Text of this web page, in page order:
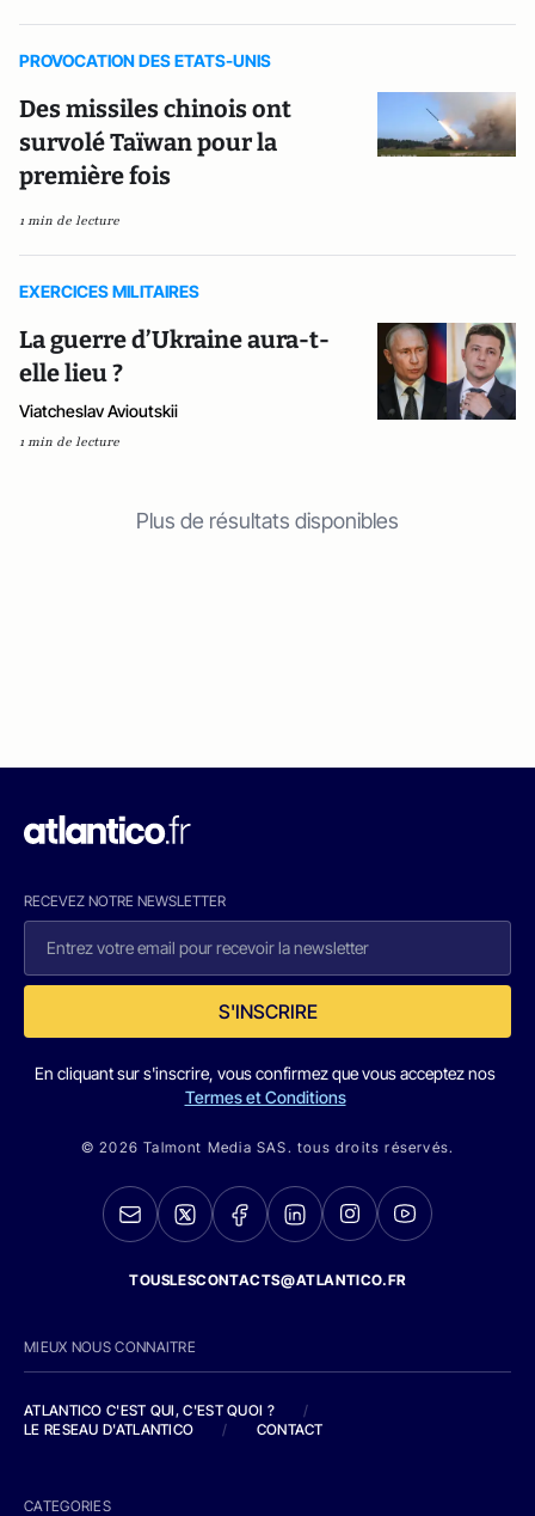
PROVOCATION DES ETATS-UNIS
Des missiles chinois ont
survolé Taïwan pour la
première fois
1 min de lecture
EXERCICES MILITAIRES
La guerre d’Ukraine aura-t-
elle lieu ?
Viatcheslav Avioutskii
1 min de lecture
Plus de résultats disponibles
RECEVEZ NOTRE NEWSLETTER
S'INSCRIRE
En cliquant sur s'inscrire, vous confirmez que vous acceptez nos
Termes et Conditions
© 2026 Talmont Media SAS. tous droits réservés.
TOUSLESCONTACTS@ATLANTICO.FR
MIEUX NOUS CONNAITRE
ATLANTICO C'EST QUI, C'EST QUOI ?
/
LE RESEAU D'ATLANTICO
/ CONTACT
CATEGORIES